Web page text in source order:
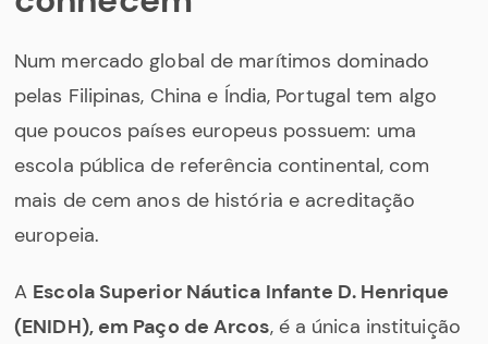
Num mercado global de marítimos dominado
pelas Filipinas, China e Índia, Portugal tem algo
que poucos países europeus possuem: uma
escola pública de referência continental, com
mais de cem anos de história e acreditação
europeia.
A Escola Superior Náutica Infante D. Henrique
(ENIDH), em Paço de Arcos, é a única instituição